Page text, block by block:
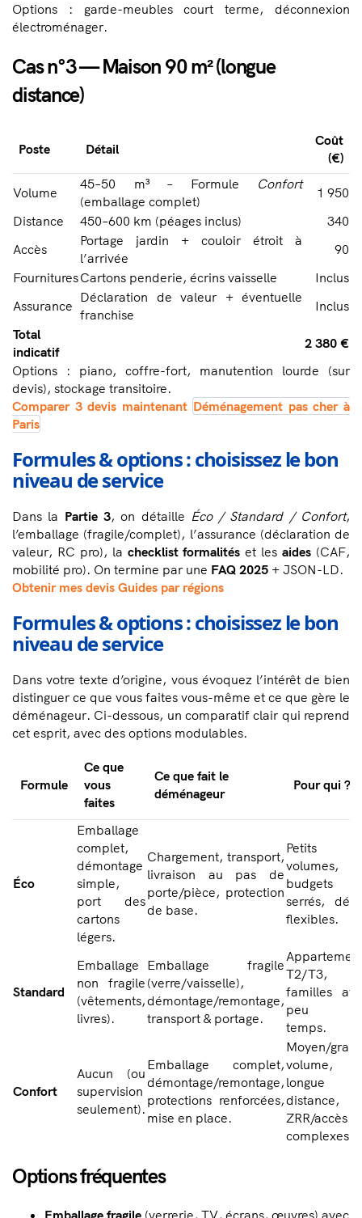
Options : garde-meubles court terme, déconnexion
électroménager.
Cas n°3 — Maison 90 m² (longue
distance)
Poste Détail
Coût
(€)
Volume
45–50 m³ – Formule Confort
(emballage complet)
1 950
Distance
450–600 km (péages inclus)
340
Accès
Portage jardin + couloir étroit à
l’arrivée
90
FournituresCartons penderie, écrins vaisselle
Inclus
Assurance
Déclaration de valeur + éventuelle
franchise
Inclus
Total
indicatif
2 380 €
Options : piano, coffre-fort, manutention lourde (sur
devis), stockage transitoire.
Comparer 3 devis maintenant Déménagement pas cher à
Paris
Formules & options : choisissez le bon
niveau de service
Dans la Partie 3, on détaille Éco / Standard / Confort,
l’emballage (fragile/complet), l’assurance (déclaration de
valeur, RC pro), la checklist formalités et lesaides (CAF,
mobilité pro). On termine par une FAQ 2025 + JSON-LD.
Obtenir mes devis Guides par régions
Formules & options : choisissez le bon
niveau de service
Dans votre texte d’origine, vous évoquez l’intérêt de bien
distinguer ce que vous faites vous-même et ce que gère le
déménageur. Ci-dessous, un comparatif clair qui reprend
cet esprit, avec des options modulables.
Formule
Ce que
vous
faites
Ce que fait le
déménageur
Pour qui ?
Éco
Emballage
complet,
démontage
simple,
port des
cartons
légers.
Chargement, transport,
livraison au pas de
porte/pièce, protection
de base.
Petits
volumes,
budgets
serrés,
flexibles.
Standard
Emballage
non fragile
(vêtements,
livres).
Emballage fragile
(verre/vaisselle),
démontage/remontage,
transport & portage.
T2/T3,
familles
peu
temps.
Confort
Aucun (ou
supervision
seulement).
Emballage complet,
démontage/remontage,
protections renforcées,
mise en place.
Moyen/
volume,
longue
distance,
ZRR/accès
complexes.
Options fréquentes